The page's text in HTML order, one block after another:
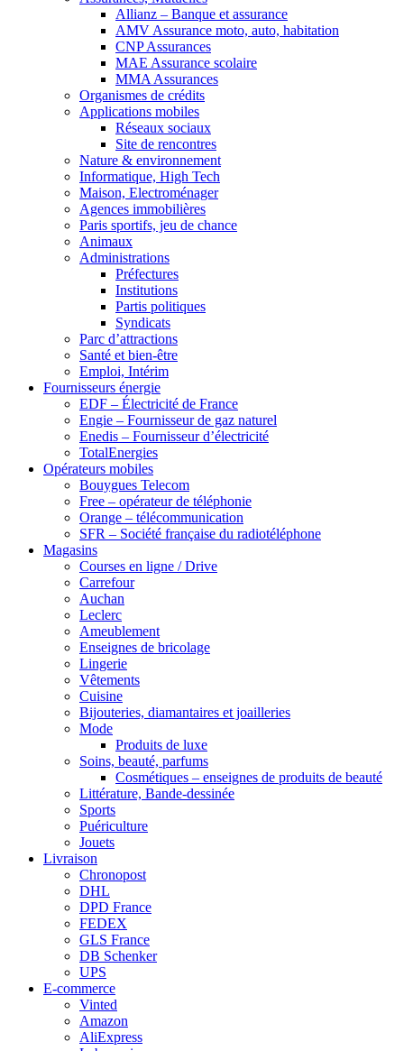
Allianz – Banque et assurance
AMV Assurance moto, auto, habitation
CNP Assurances
MAE Assurance scolaire
MMA Assurances
Organismes de crédits
Applications mobiles
Réseaux sociaux
Site de rencontres
Nature & environnement
Informatique, High Tech
Maison, Electroménager
Agences immobilières
Paris sportifs, jeu de chance
Animaux
Administrations
Préfectures
Institutions
Partis politiques
Syndicats
Parc d’attractions
Santé et bien-être
Emploi, Intérim
Fournisseurs énergie
EDF – Électricité de France
Engie – Fournisseur de gaz naturel
Enedis – Fournisseur d’électricité
TotalEnergies
Opérateurs mobiles
Bouygues Telecom
Free – opérateur de téléphonie
Orange – télécommunication
SFR – Société française du radiotéléphone
Magasins
Courses en ligne / Drive
Carrefour
Auchan
Leclerc
Ameublement
Enseignes de bricolage
Lingerie
Vêtements
Cuisine
Bijouteries, diamantaires et joailleries
Mode
Produits de luxe
Soins, beauté, parfums
Cosmétiques – enseignes de produits de beauté
Littérature, Bande-dessinée
Sports
Puériculture
Jouets
Livraison
Chronopost
DHL
DPD France
FEDEX
GLS France
DB Schenker
UPS
E-commerce
Vinted
Amazon
AliExpress